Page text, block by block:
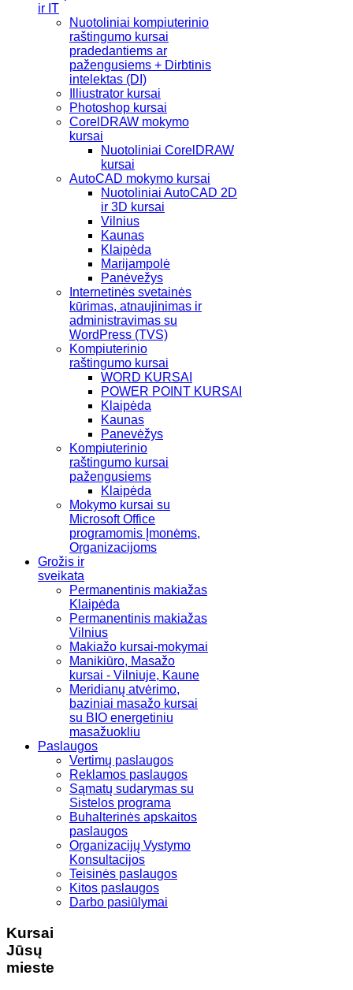
ir IT
Nuotoliniai kompiuterinio
raštingumo kursai
pradedantiems ar
pažengusiems + Dirbtinis
intelektas (DI)
Illiustrator kursai
Photoshop kursai
CorelDRAW mokymo
kursai
Nuotoliniai CorelDRAW
kursai
AutoCAD mokymo kursai
Nuotoliniai AutoCAD 2D
ir 3D kursai
Vilnius
Kaunas
Klaipėda
Marijampolė
Panėvežys
Internetinės svetainės
kūrimas, atnaujinimas ir
administravimas su
WordPress (TVS)
Kompiuterinio
raštingumo kursai
WORD KURSAI
POWER POINT KURSAI
Klaipėda
Kaunas
Panevėžys
Kompiuterinio
raštingumo kursai
pažengusiems
Klaipėda
Mokymo kursai su
Microsoft Office
programomis Įmonėms,
Organizacijoms
Grožis ir
sveikata
Permanentinis makiažas
Klaipėda
Permanentinis makiažas
Vilnius
Makiažo kursai-mokymai
Manikiūro, Masažo
kursai - Vilniuje, Kaune
Meridianų atvėrimo,
baziniai masažo kursai
su BIO energetiniu
masažuokliu
Paslaugos
Vertimų paslaugos
Reklamos paslaugos
Sąmatų sudarymas su
Sistelos programa
Buhalterinės apskaitos
paslaugos
Organizacijų Vystymo
Konsultacijos
Teisinės paslaugos
Kitos paslaugos
Darbo pasiūlymai
Kursai
Jūsų
mieste